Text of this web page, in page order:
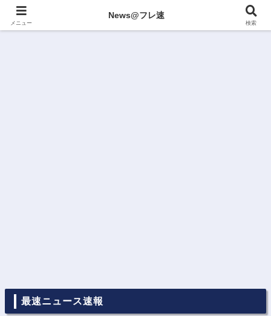
最速ニュース速報
メニュー
News@フレ速
検索